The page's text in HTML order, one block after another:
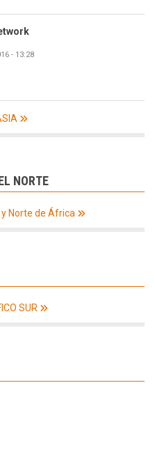
- 13:28
NORTE
Norte de África
SUR